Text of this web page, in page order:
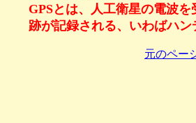
GPSとは、人工衛星の電波
跡が記録される、いわばハ
元のペー